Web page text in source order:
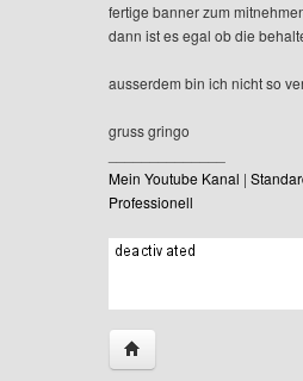
fertige banner zum
dann ist es egal ob die
ausserdem bin ich nicht so
gruss gringo
Mein Youtube Kanal |
Professionell
Website dieses